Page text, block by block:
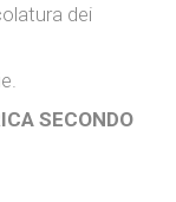
dei
SECONDO